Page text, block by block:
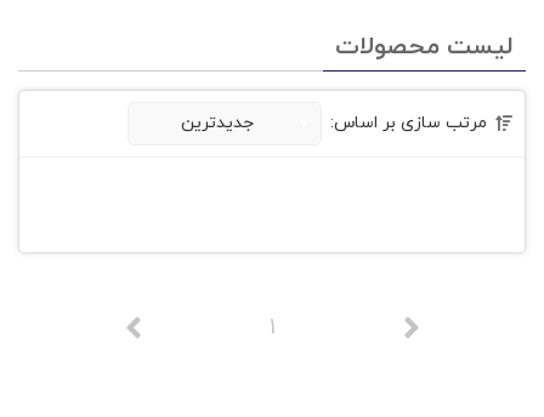
لیست محصولات
مرتب سازی بر اساس: جدیدترین
1